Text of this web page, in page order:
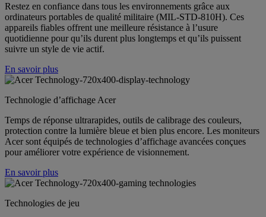
Restez en confiance dans tous les environnements grâce aux
ordinateurs portables de qualité militaire (MIL-STD-810H). Ces
appareils fiables offrent une meilleure résistance à l’usure
quotidienne pour qu’ils durent plus longtemps et qu’ils puissent
suivre un style de vie actif.
En savoir plus
Technologie d’affichage Acer
Temps de réponse ultrarapides, outils de calibrage des couleurs,
protection contre la lumière bleue et bien plus encore. Les moniteurs
Acer sont équipés de technologies d’affichage avancées conçues
pour améliorer votre expérience de visionnement.
En savoir plus
Technologies de jeu